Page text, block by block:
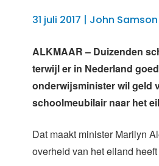
31 juli 2017 | John Samson
ALKMAAR – Duizenden
terwijl er in Nederland
onderwijsminister wil geld
schoolmeubilair naar het
Dat maakt minister Marilyn
overheid van het eiland